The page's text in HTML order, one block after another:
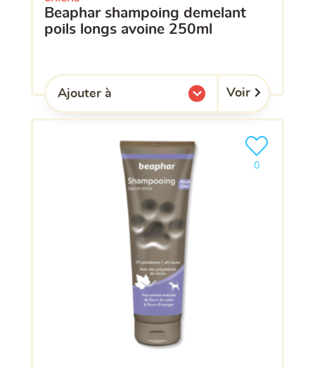
beaphar shampoing demelant
poils longs avoine 250ml
Ajouter à
l'une de mes listes. Voir
0
Ajouter le
clients ont